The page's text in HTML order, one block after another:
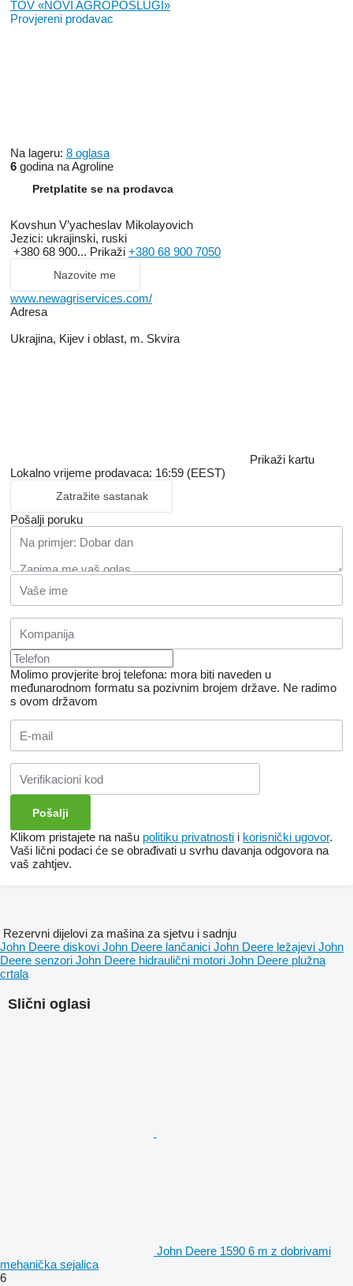
TOV «NOVI AGROPOSLUGI»
Provjereni prodavac
Na lageru: 8 oglasa
6 godina na Agroline
Pretplatite se na prodavca
Kovshun V’yacheslav Mikolayovich
Jezici: ukrajinski, ruski
+380 68 900... Prikaži +380 68 900 7050
Nazovite me
www.newagriservices.com/
Adresa
Ukrajina, Kijev i oblast, m. Skvira
Prikaži kartu
Lokalno vrijeme prodavaca: 16:59 (EEST)
Zatražite sastanak
Pošalji poruku
Molimo provjerite broj telefona: mora biti naveden u
međunarodnom formatu sa pozivnim brojem države. Ne radimo
s ovom državom
Klikom pristajete na našu politiku privatnosti i korisnički ugovor.
Vaši lični podaci će se obrađivati ​​u svrhu davanja odgovora na
vaš zahtjev.
Slični oglasi
John Deere 1590 6 m z dobrivami
mehanička sejalica
6
Rezervni dijelovi za mašina za sjetvu i sadnju
John Deere diskovi John Deere lančanici John Deere ležajevi John
Deere senzori John Deere hidraulični motori John Deere plužna
crtala